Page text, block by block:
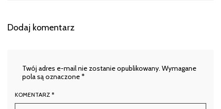
Dodaj komentarz
Twój adres e-mail nie zostanie opublikowany. Wymagane
pola są oznaczone*
KOMENTARZ *